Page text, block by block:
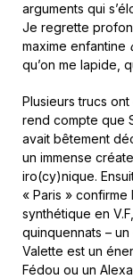
arguments qui
Je regrette
maxime enfantine
qu’on me lapide,
Plusieurs trucs
rend compte que
avait bêtement
un immense
iro(cy)nique.
« Paris »
synthétique en
quinquennats –
Valette est un
Fédou ou un